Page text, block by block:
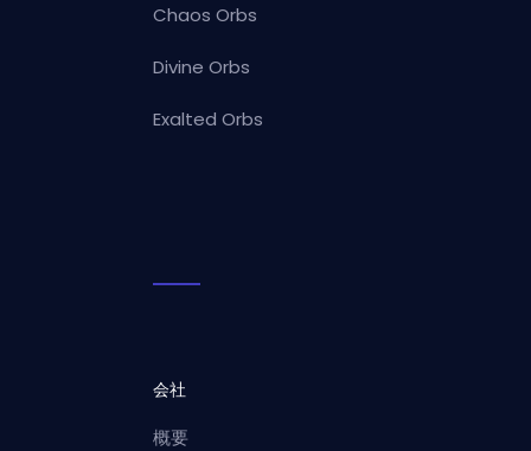
Chaos Orbs
Divine Orbs
Exalted Orbs
会社
概要